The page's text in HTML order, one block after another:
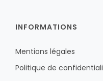
INFORMATIONS
Mentions légales
Politique de